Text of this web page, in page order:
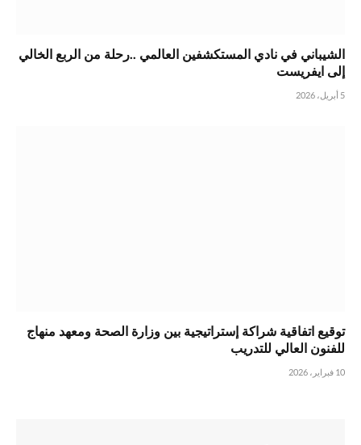
الشيباني في نادي المستكشفين العالمي ..رحلة من الربع الخالي
إلى ايفريست
5 أبريل، 2026
توقيع اتفاقية شراكة إستراتيجية بين وزارة الصحة ومعهد منهاج
للفنون العالي للتدريب
10 فبراير، 2026